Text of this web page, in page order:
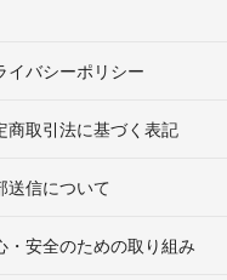
イバシーポリシー
商取引法に基づく表記
送信について
・安全のための取り組み